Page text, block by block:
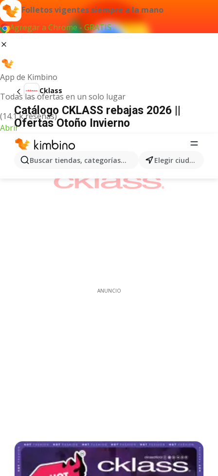
Folletos vigentes siempre a la mano
Agregar a Chrome - GRATIS
App de Kimbino
Todas las ofertas en un solo lugar
(14.1 k reseñas)
Abrir
Buscar tiendas, categorías, productos... Elegir ciudad
Cklass
Catálogo CKLASS rebajas 2026 ||
Ofertas Otoño Invierno
ANUNCIO